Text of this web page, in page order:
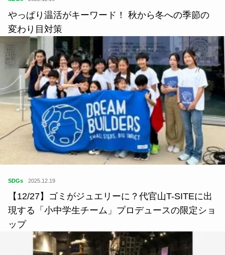
やっぱり温活がキーワード！ 秋から冬への季節の
変わり目対策
SDGs 2025.12.19
【12/27】ゴミがジュエリーに？代官山T-SITEに出
現する「小中学生チーム」プロデュースの限定ショ
ップ